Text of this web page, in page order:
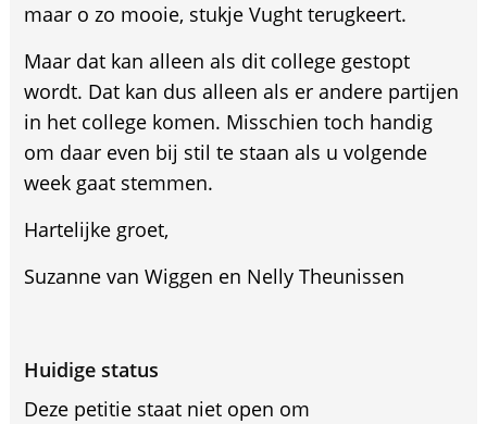
maar o zo mooie, stukje Vught terugkeert.
Maar dat kan alleen als dit college gestopt
wordt. Dat kan dus alleen als er andere partijen
in het college komen. Misschien toch handig
om daar even bij stil te staan als u volgende
week gaat stemmen.
Hartelijke groet,
Suzanne van Wiggen en Nelly Theunissen
Huidige status
Deze petitie staat niet open om